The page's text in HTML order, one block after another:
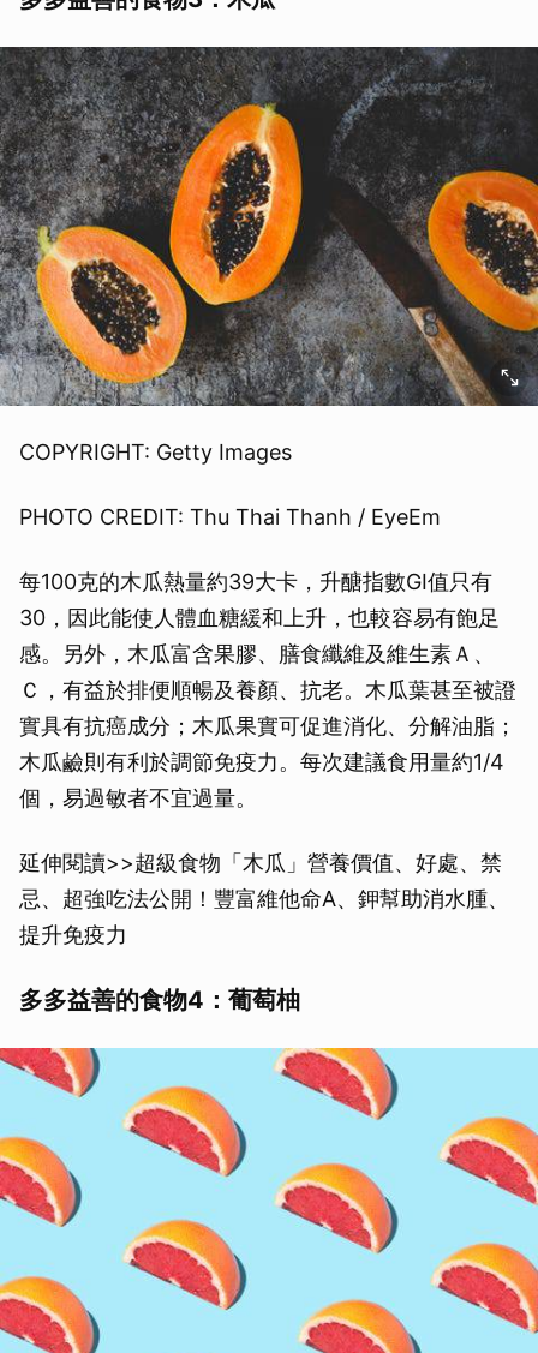
COPYRIGHT: Getty Images
PHOTO CREDIT: Thu Thai Thanh / EyeEm
每100克的木瓜熱量約39大卡，升醣指數GI值只有
30，因此能使人體血糖緩和上升，也較容易有飽足
感。另外，木瓜富含果膠、膳食纖維及維生素Ａ、
Ｃ，有益於排便順暢及養顏、抗老。木瓜葉甚至被證
實具有抗癌成分；木瓜果實可促進消化、分解油脂；
木瓜鹼則有利於調節免疫力。每次建議食用量約1/4
個，易過敏者不宜過量。
延伸閱讀>>超級食物「木瓜」營養價值、好處、禁
忌、超強吃法公開！豐富維他命A、鉀幫助消水腫、
提升免疫力
多多益善的食物4：葡萄柚